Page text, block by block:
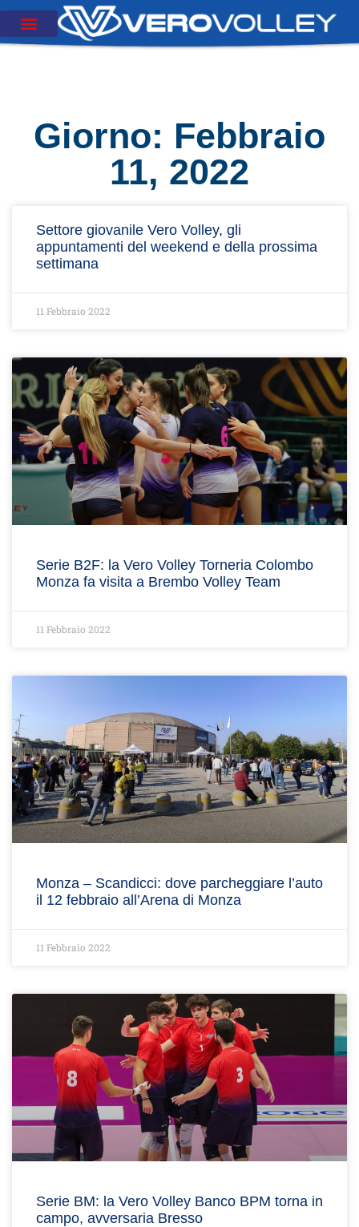
Giorno: Febbraio
11, 2022
Settore giovanile Vero Volley, gli
appuntamenti del weekend e della prossima
settimana
11 Febbraio 2022
Serie B2F: la Vero Volley Torneria Colombo
Monza fa visita a Brembo Volley Team
11 Febbraio 2022
Monza – Scandicci: dove parcheggiare l’auto
il 12 febbraio all’Arena di Monza
11 Febbraio 2022
Serie BM: la Vero Volley Banco BPM torna in
campo, avversaria Bresso